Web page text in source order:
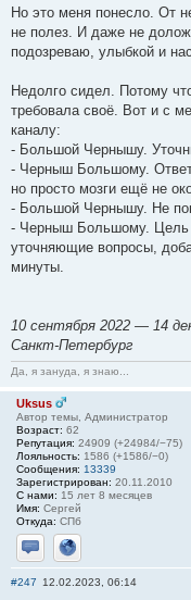
Но это меня понесло. От
не полез. И даже не
подозреваю, улыбкой и
Недолго сидел. Потому
требовала своё. Вот и с
каналу:
- Большой Чернышу.
- Черныш Большому. Ответ
но просто мозги ещё не
- Большой Чернышу. Не
- Черныш Большому. Цель
уточняющие вопросы,
минуты.
10 сентября 2022 — 14
Санкт-Петербург
Да, я зануда, я знаю...
Uksus
Автор темы, Администратор
Возраст: 62
Репутация: 24909 (+24984/−75)
Лояльность: 1586 (+1586/−0)
Сообщения: 13339
Зарегистрирован: 20.11.2010
С нами: 15 лет 8 месяцев
Имя: Сергей
Откуда: СПб
Отправить личное
Сайт
#247 12.02.2023, 06:14